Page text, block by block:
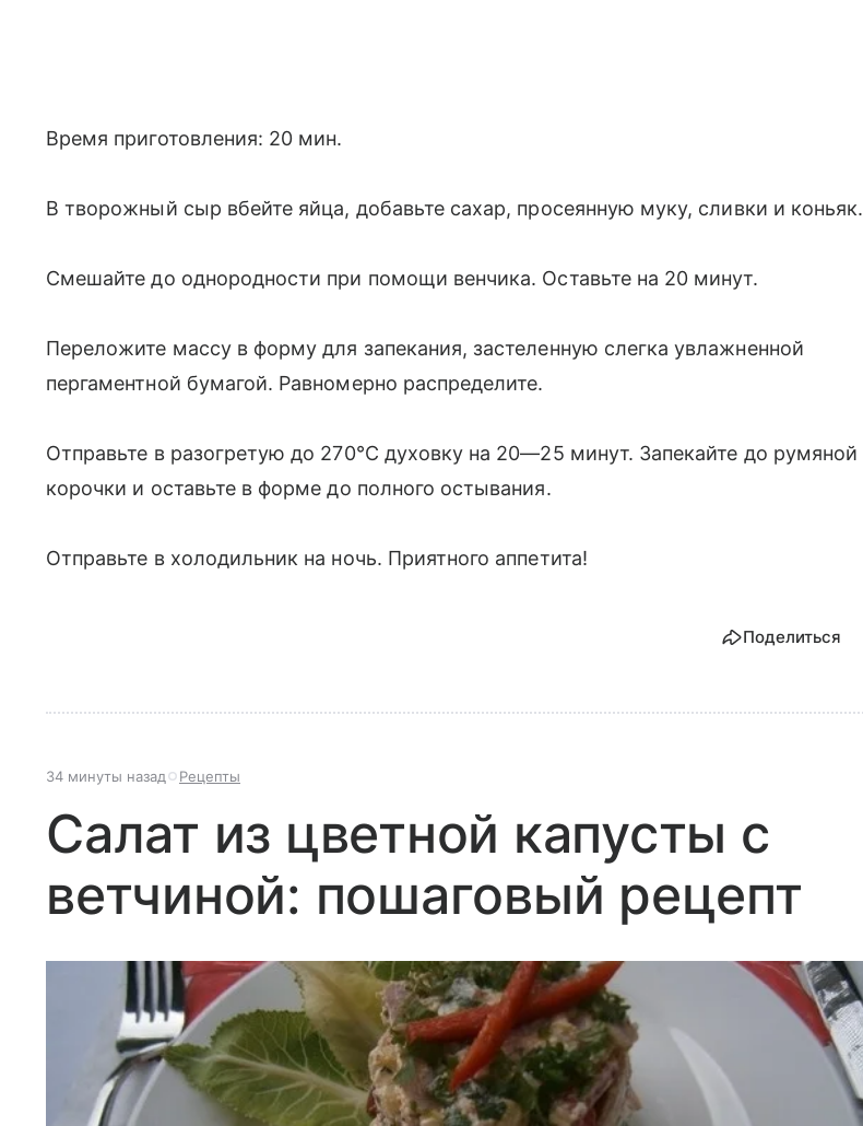
Время приготовления: 20 мин.
В творожный сыр вбейте яйца, добавьте сахар, просеянную муку, сливки и коньяк.
Смешайте до однородности при помощи венчика. Оставьте на 20 минут.
Переложите массу в форму для запекания, застеленную слегка увлажненной
пергаментной бумагой. Равномерно распределите.
Отправьте в разогретую до 270°С духовку на 20—25 минут. Запекайте до румяной
корочки и оставьте в форме до полного остывания.
Отправьте в холодильник на ночь. Приятного аппетита!
Поделиться
34 минуты назад Рецепты
Салат из цветной капусты с
ветчиной: пошаговый рецепт